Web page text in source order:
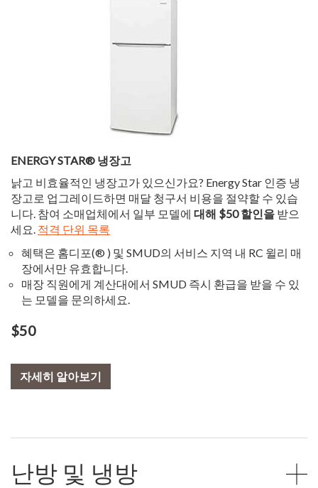
ENERGY STAR® 냉장고
낡고 비효율적인 냉장고가 있으신가요? Energy Star 인증 냉
장고로 업그레이드하면 매달 청구서 비용을 절약할 수 있습
니다. 참여 소매업체에서 일부 모델에 대해 $50 할인을 받으
세요. 적격 단위 목록
혜택은 홈디포(® ) 및 SMUD의 서비스 지역 내 RC 윌리 매
장에서만 유효합니다.
매장 직원에게 계산대에서 SMUD 즉시 환급을 받을 수 있
는 모델을 문의하세요.
$50
자세히 알아보기
난방 및 냉방